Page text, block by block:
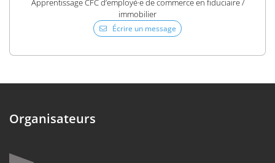
Apprentissage CFC d’employé·e de commerce en fiduciaire /
immobilier
Écrire un message
Organisateurs